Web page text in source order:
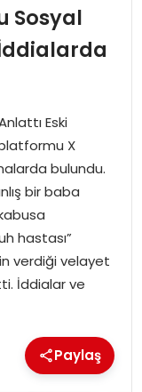
Sosyal
Eski
X
bulundu.
bir baba
hastası”
verdiği velayet
İddialar ve
Paylaş